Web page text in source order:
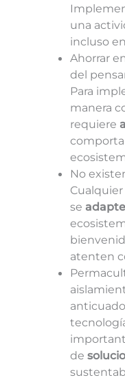
una
incluso
Ahorrar
del
Para
manera
requiere
No
se adapte
atenten
de